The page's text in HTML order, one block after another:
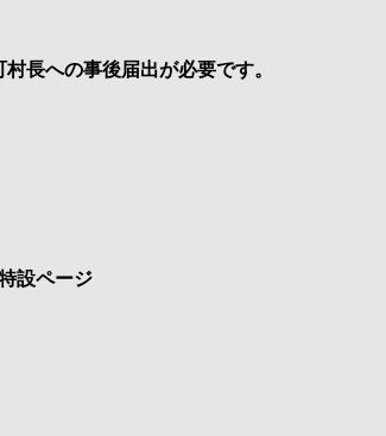
長への事後届出が必要です。
設ページ